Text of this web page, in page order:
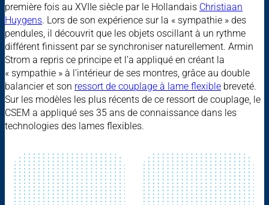
première fois au XVIIe siècle par le Hollandais Christiaan
Huygens. Lors de son expérience sur la « sympathie » des
pendules, il découvrit que les objets oscillant à un rythme
différent finissent par se synchroniser naturellement. Armin
Strom a repris ce principe et l’a appliqué en créant la
« sympathie » à l’intérieur de ses montres, grâce au double
balancier et son ressort de couplage à lame flexible breveté.
Sur les modèles les plus récents de ce ressort de couplage, le
CSEM a appliqué ses 35 ans de connaissance dans les
technologies des lames flexibles.